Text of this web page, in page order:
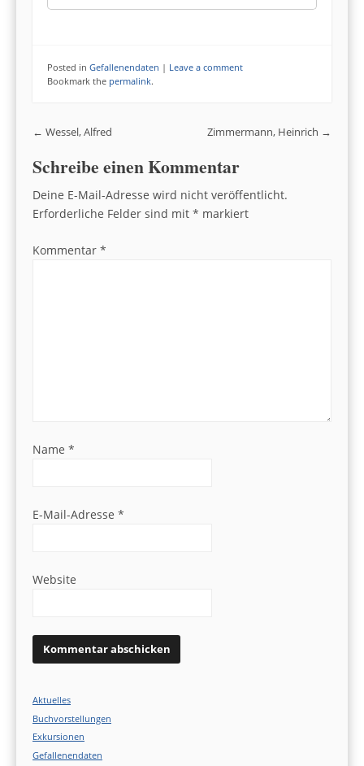
Posted in Gefallenendaten | Leave a comment
Bookmark the permalink.
Post navigation
← Wessel, Alfred Zimmermann, Heinrich →
Schreibe einen Kommentar
Deine E-Mail-Adresse wird nicht veröffentlicht.
Erforderliche Felder sind mit * markiert
Kommentar *
Name *
E-Mail-Adresse *
Website
Aktuelles
Buchvorstellungen
Exkursionen
Gefallenendaten